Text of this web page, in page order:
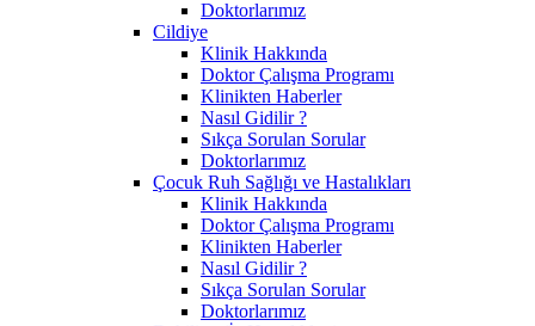
Doktorlarımız
Cildiye
Klinik Hakkında
Doktor Çalışma Programı
Klinikten Haberler
Nasıl Gidilir ?
Sıkça Sorulan Sorular
Doktorlarımız
Çocuk Ruh Sağlığı ve Hastalıkları
Klinik Hakkında
Doktor Çalışma Programı
Klinikten Haberler
Nasıl Gidilir ?
Sıkça Sorulan Sorular
Doktorlarımız